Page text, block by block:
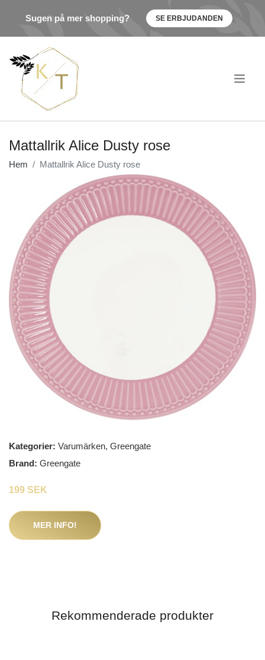
Sugen på mer shopping? SE ERBJUDANDEN
Mattallrik Alice Dusty rose
Hem Mattallrik Alice Dusty rose
Kategorier: Varumärken, Greengate
Brand: Greengate
199 SEK
MER INFO!
Rekommenderade produkter